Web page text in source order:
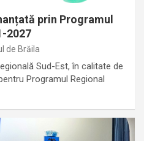
prin Programul
2027
de Brăila
Sud-Est, în calitate de
Programul Regional